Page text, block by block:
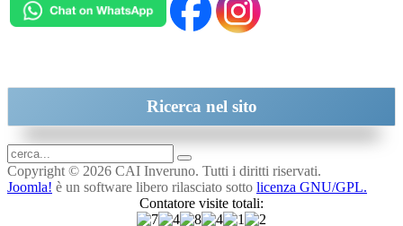
Ricerca nel sito
Copyright © 2026 CAI Inveruno. Tutti i diritti riservati.
Joomla! è un software libero rilasciato sotto licenza GNU/GPL.
Contatore visite totali: